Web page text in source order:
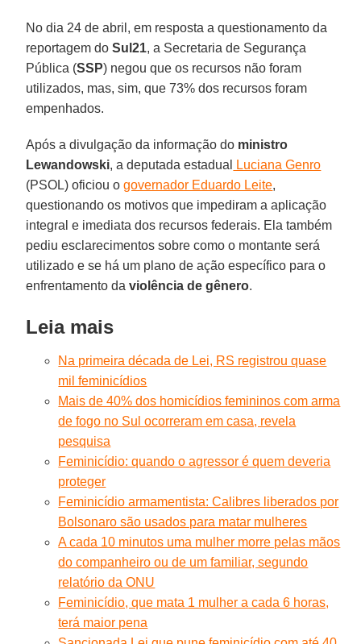
No dia 24 de abril, em resposta a questionamento da
reportagem doSul21, a Secretaria de Segurança
Pública (SSP) negou que os recursos não foram
utilizados, mas, sim, que 73% dos recursos foram
empenhados.
Após a divulgação da informação do ministro
Lewandowski, a deputada estadual
Luciana Genro
(PSOL) oficiou ogovernador Eduardo Leite,
questionando os motivos que impediram a aplicação
integral e imediata dos recursos federais. Ela também
pediu esclarecimentos sobre como o montante será
utilizado e se há um plano de ação específico para o
enfrentamento daviolência de gênero.
Leia mais
Na primeira década de Lei, RS registrou quase
mil feminicídios
Mais de 40% dos homicídios femininos com arma
de fogo no Sul ocorreram em casa, revela
pesquisa
Feminicídio: quando o agressor é quem deveria
proteger
Feminicídio armamentista: Calibres liberados por
Bolsonaro são usados para matar mulheres
A cada 10 minutos uma mulher morre pelas mãos
do companheiro ou de um familiar, segundo
relatório da ONU
Feminicídio, que mata 1 mulher a cada 6 horas,
terá maior pena